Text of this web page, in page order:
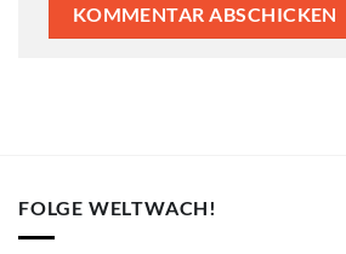
FOLGE WELTWACH!